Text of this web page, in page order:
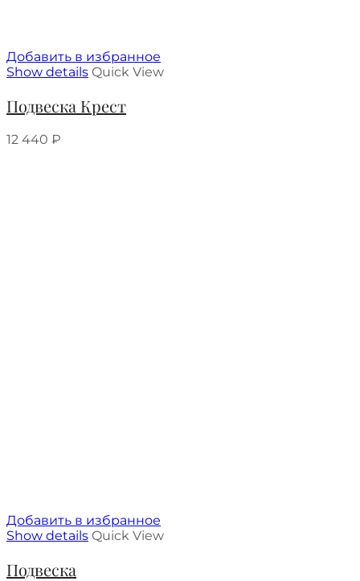
Добавить в избранное
Show details Quick View
Подвеска Крест
12 440 ₽
Добавить в избранное
Show details Quick View
Подвеска